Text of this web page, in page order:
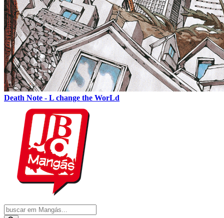
Death Note - L change the WorLd